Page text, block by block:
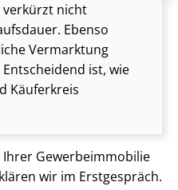
nicht
Ebenso
Vermarktung
ist, wie
Käuferkreis
Ihrer Ge­wer­be­im­mo­bi­lie
wir im Erstgespräch.